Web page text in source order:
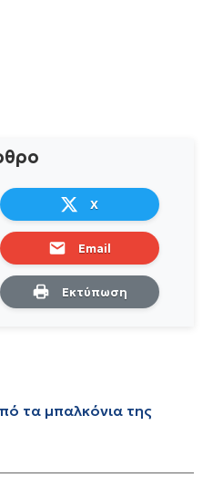
X
Email
Εκτύπωση
τα μπαλκόνια της